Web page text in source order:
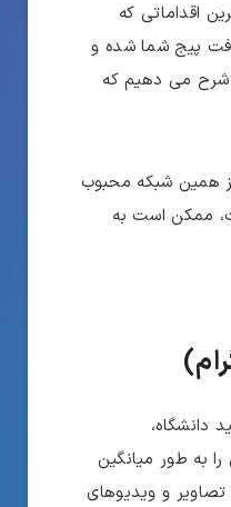
اقداماتی که
افت پیج شما شده و
شرح می دهیم که
از همین شبکه محبوب
ممکن است به
دانشگاه،
به طور میانگین
تصاویر و ویدیوهای